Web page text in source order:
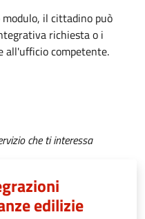
il cittadino può
richiesta o i
competente.
che ti interessa
edilizie